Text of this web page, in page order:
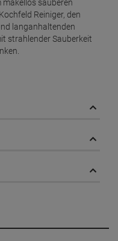
makellos sauberen
Reiniger, den
langanhaltenden
strahlender Sauberkeit